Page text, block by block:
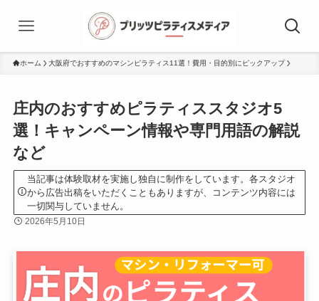
ホーム 大阪府でおすすめのマシンピラティス11選！費用・目的別にピックアップ
庄内のおすすめピラティススタジオ5
選！キャンペーン情報や専門用語の解説
など
当記事は体験取材を実施し独自に制作をしています。各スタジオ
から広告出稿をいただくこともありますが、コンテンツ内容には
一切関与していません。
2026年5月10日